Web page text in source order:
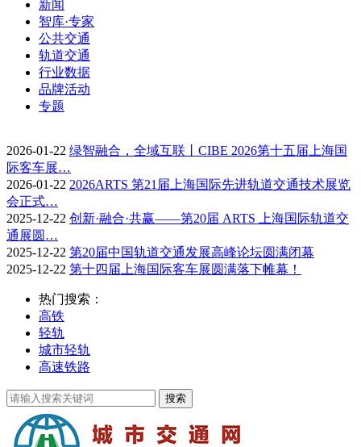
新闻
智库·专家
公共交通
轨道交通
行业数据
品牌活动
专题
2026-01-22 绿智融合，全域互联丨CIBE 2026第十五届上海国
际客车展…
2026-01-22 2026ARTS 第21届上海国际先进轨道交通技术展览
会正式…
2025-12-22 创新·融合·共赢——第20届 ARTS 上海国际轨道交
通展圆…
2025-12-22 第20届中国轨道交通发展高峰论坛圆满闭幕
2025-12-22 第十四届上海国际客车展圆满落下帷幕！
热门搜索：
高铁
轻轨
城市轻轨
高速铁路